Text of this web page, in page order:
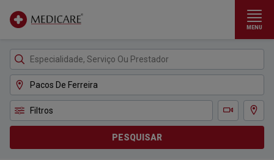
MENU
Filtros
Teleconsulta
Ver
PESQUISAR